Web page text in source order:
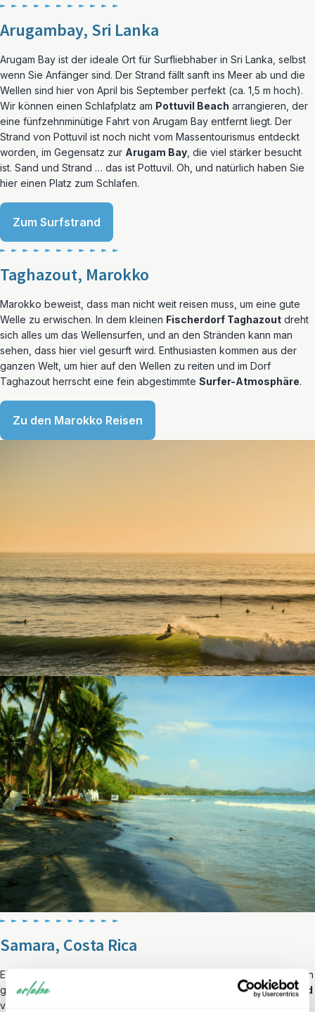
Arugambay, Sri Lanka
Arugam Bay ist der ideale Ort für Surfliebhaber in Sri Lanka, selbst
wenn Sie Anfänger sind. Der Strand fällt sanft ins Meer ab und die
Wellen sind hier von April bis September perfekt (ca. 1,5 m hoch).
Wir können einen Schlafplatz am Pottuvil Beach arrangieren, der
eine fünfzehnminütige Fahrt von Arugam Bay entfernt liegt. Der
Strand von Pottuvil ist noch nicht vom Massentourismus entdeckt
worden, im Gegensatz zur Arugam Bay , die viel stärker besucht
ist. Sand und Strand … das ist Pottuvil. Oh, und natürlich haben Sie
hier einen Platz zum Schlafen.
Zum Surfstrand
Taghazout, Marokko
Marokko beweist, dass man nicht weit reisen muss, um eine gute
Welle zu erwischen. In dem kleinen Fischerdorf Taghazout dreht
sich alles um das Wellensurfen, und an den Stränden kann man
sehen, dass hier viel gesurft wird. Enthusiasten kommen aus der
ganzen Welt, um hier auf den Wellen zu reiten und im Dorf
Taghazout herrscht eine fein abgestimmte Surfer-Atmosphäre.
Zu den Marokko Reisen
Samara, Costa Rica
Ein perfekter, langer, weißer Sandstrand; breit, fein und von Palmen
gesäumt – Samara ist wirklich so, wie man sich einenPazifikstrand
vorstellt. Hier kann man im Meer schwimmen (was nicht auf alle